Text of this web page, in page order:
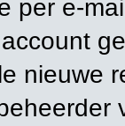
per e-
nieuwe